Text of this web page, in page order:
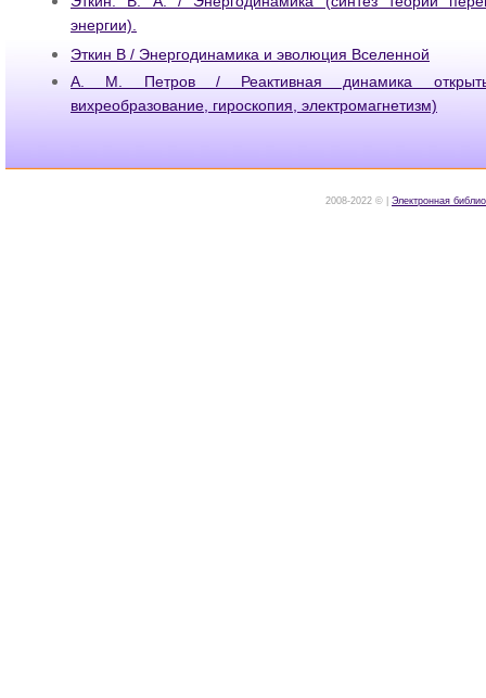
энергии).
Эткин В / Энергодинамика и эволюция Вселенной
А. М. Петров / Реактивная динамика
вихреобразование, гироскопия, электромагнетизм)
2008-2022 © | Электронная